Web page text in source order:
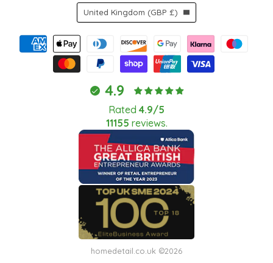
4.9
Rated 4.9/5
11155 reviews.
homedetail.co.uk ©2026
Country
United Kingdom (GBP £)